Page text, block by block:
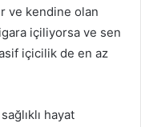
ve kendine olan
içiliyorsa ve sen
içicilik de en az
hayat